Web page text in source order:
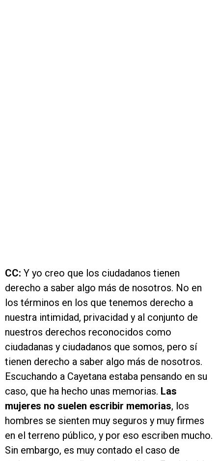
CC: Y yo creo que los ciudadanos tienen
derecho a saber algo más de nosotros. No en
los términos en los que tenemos derecho a
nuestra intimidad, privacidad y al conjunto de
nuestros derechos reconocidos como
ciudadanas y ciudadanos que somos, pero sí
tienen derecho a saber algo más de nosotros.
Escuchando a Cayetana estaba pensando en su
caso, que ha hecho unas memorias. Las
mujeres no suelen escribir memorias, los
hombres se sienten muy seguros y muy firmes
en el terreno público, y por eso escriben mucho.
Sin embargo, es muy contado el caso de